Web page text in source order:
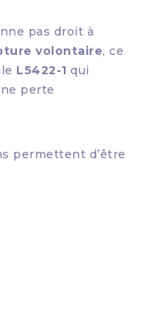
pas droit à
volontaire, ce
L5422-1 qui
perte
permettent d’être